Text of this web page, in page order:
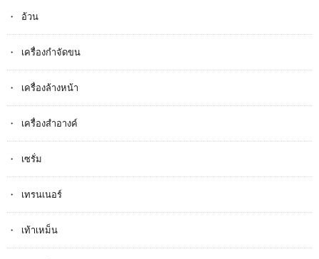
อ้วน
เครื่องกำจัดขน
เครื่องล้างหน้า
เครื่องสำอางค์
เซรั่ม
เทรนเนอร์
เท้าเหม็น